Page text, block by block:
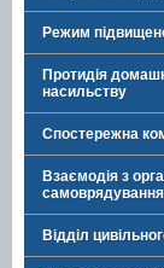
Режим
Протидія
насильству
Спостережна
Взаємодія з
самоврядування
Відділ